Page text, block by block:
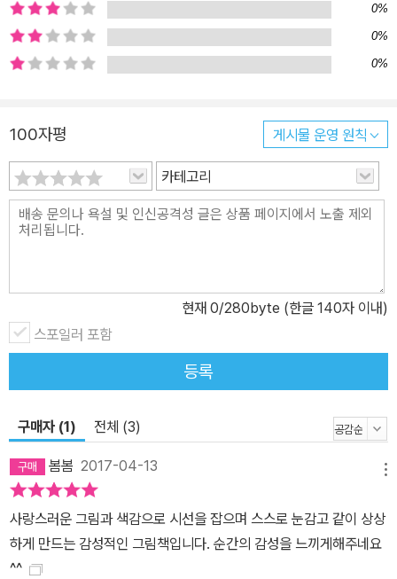
처럼 눈을 감고 상상력과 청각자극을 극대화하는 이야기 나눔을 통
해, 자연스러운 성장을 위한 감각통합 연습과 안정감을 향상시키며,
성장기 아동들이 생각할 수 있는 힘과 함께 긍정적 ‘자기이해’ 경험을
는 방식으로 구성하여, 마치 친구의 이야기이자 ‘나’의 이야기를 나누
는 멋진 경험을 선물해줍니다. 평온한 ‘읽기 와 듣기 작업’을 통해, 아
이들의 상상을, 성장과 발달을 돕는 그림책! 절제된 서술과 함축적이
면서도 리듬감 있는 시적 표현 이야기 전개. 그리고 삽화 속 단순하고
간결하며 투박해 보이기까지 하나, 외려 손으로 만든 그림이 세밀하
른 궁금증과 탐색의 기회를 제공합니다. 새로운 이야기 나눔과 자연
스러운 언어습득도 이루어집니다. 책 속의 이미지들은 연필, 붓, 직물,
재봉틀 등의 소재와 도구로 작업하여 독창적인 그림으로 완성하였습
니다. 평면에 표현되어 있음에도 천을 소재로 작가만의 독특한 개성
듯 하며, 아이들의 촉감마저도 자극합니다. 다소 이국적인 등장인물
들의 모습 또한 색다른 경험을 선물합니다. 함축적 표현과 더불어 엄
마, 아빠, 선생님, 함께 읽는 다양한 해설에 따라 아이들의 생각은 더
커질 수 있습니다. 눈을 감고 나누는 평온한 듣기는 자기표현을 위한
말하기의 준비가 되며, 각기 다른 주인공의 이야기를 듣고 해석을 다
시 나눌 수 있는 풍부한 에피소드는 아동들의 긍정적인 생각하는 힘
0%
0%
0%
100자평 게시물 운영 원칙
카테고리
현재 0/280byte (한글 140자 이내)
스포일러 포함
등록
구매자 (1) 전체 (3)
봄봄 2017-04-13
사랑스러운 그림과 색감으로 시선을 잡으며 스스로 눈감고 같이 상상
하게 만드는 감성적인 그림책입니다. 순간의 감성을 느끼게해주네요
^^